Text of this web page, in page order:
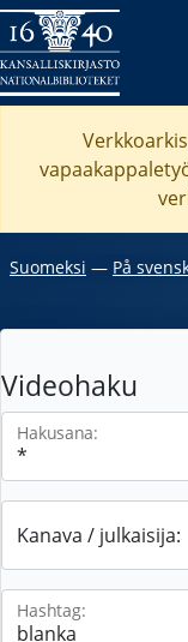
Suomeksi ― På
Videohaku
Hakusana:
Kanava / julkaisija:
Hashtag: